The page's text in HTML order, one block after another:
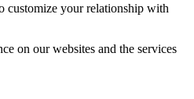
customize your relationship with
on our websites and the services